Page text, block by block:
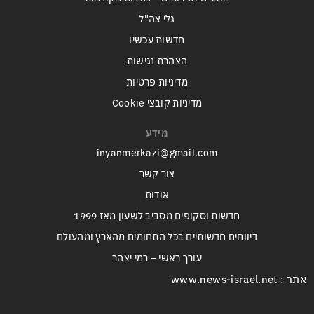
גלי צה"ל
חדשות עכשיו
הצהרת נגישות
מדיניות פרטיות
מדיניות קובצי Cookie
מידע
inyanmerkazi@gmail.com
צור קשר
אודות
חדשות וסקופים מסביב לשעון מאז 1999
דיווחים חדשותיים בכל התחומים מהארץ ומהעולם
עורך ראשי – רמי יצהר
אתר : www.news-israel.net